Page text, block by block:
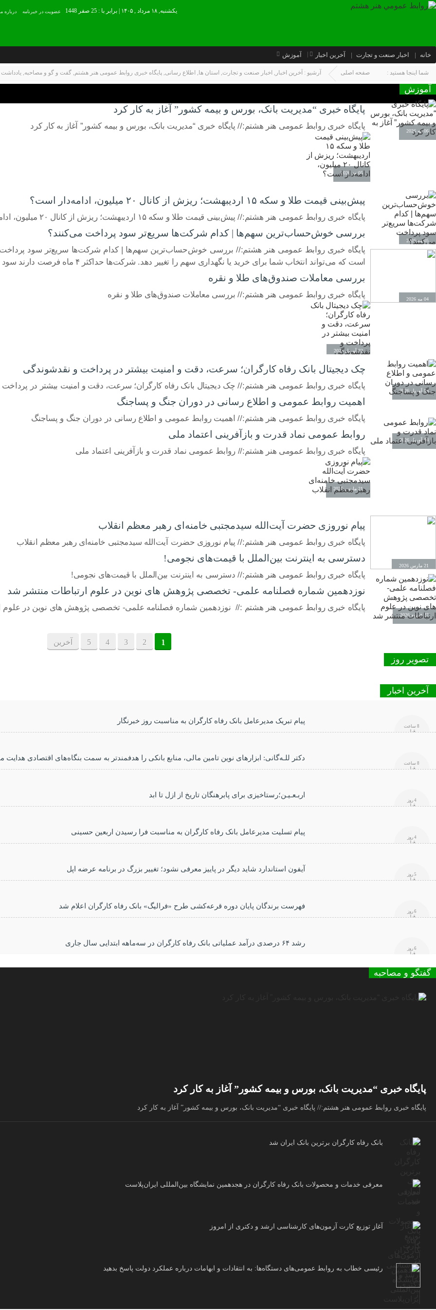
درباره عضويت در خبرنامه یکشنبه, ۱۸ مرداد , ۱۴۰۵ | برابر با : 25 صفر 1448
خانه اخبار صنعت و تجارت آخرین اخبار آموزش
شما اینجا هستید : صفحه اصلی آرشیو : آخرین اخبار , اخبار صنعت و تجارت, استان ها, اطلاع رسانی, پایگاه خبری روابط عمومی هنر هشتم, گفت و گو و مصاحبه, یادداشت
آموزش
06 مه 2026
پایگاه خبری “مدیریت بانک، بورس و بیمه کشور” آغاز به کار کرد
پایگاه خبری روابط عمومی هنر هشتم:// پایگاه خبری “مدیریت بانک، بورس و بیمه کشور” آغاز به کار کرد
05 مه 2026
پیش‌بینی قیمت طلا و سکه ۱۵ اردیبهشت؛ ریزش از کانال ۲۰ میلیون، ادامه‌دار است؟
پایگاه خبری روابط عمومی هنر هشتم:// پیش‌بینی قیمت طلا و سکه ۱۵ اردیبهشت؛ ریزش از کانال ۲۰ میلیون، ادامه‌دار است؟
05 مه 2026
بررسی خوش‌حساب‌ترین سهم‌ها | کدام شرکت‌ها سریع‌تر سود پرداخت می‌کنند؟
پایگاه خبری روابط عمومی هنر هشتم:// بررسی خوش‌حساب‌ترین سهم‌ها | کدام شرکت‌ها سریع‌تر سود
است که می‌تواند انتخاب شما برای خرید یا نگهداری سهم را تغییر دهد. شرکت‌ها حداکثر ۴ ماه فرصت دارند سود نقدی را به سهامداران پرداخت کنند، اما برخی نماد‌ها سریع‌تر […]
04 مه 2026
بررسی معاملات صندوق‌های طلا و نقره
پایگاه خبری روابط عمومی هنر هشتم:// بررسی معاملات صندوق‌های طلا و نقره
22 آوریل 2026
چک دیجیتال بانک رفاه کارگران؛ سرعت، دقت و امنیت بیشتر در پرداخت و نقدشوندگی
پایگاه خبری روابط عمومی هنر هشتم:// چک دیجیتال بانک رفاه کارگران؛ سرعت، دقت و امنیت بیشتر در
16 آوریل 2026
اهمیت روابط عمومی و اطلاع رسانی در دوران جنگ و پساجنگ
پایگاه خبری روابط عمومی هنر هشتم:// اهمیت روابط عمومی و اطلاع رسانی در دوران جنگ و پساجنگ
04 آوریل 2026
روابط عمومی نماد قدرت و بازآفرینی اعتماد ملی
پایگاه خبری روابط عمومی هنر هشتم:// روابط عمومی نماد قدرت و بازآفرینی اعتماد ملی
21 مارس 2026
پیام نوروزی حضرت آیت‌الله سیدمجتبی خامنه‌ای رهبر معظم انقلاب
پایگاه خبری روابط عمومی هنر هشتم:// پیام نوروزی حضرت آیت‌الله سیدمجتبی خامنه‌ای رهبر معظم انقلاب
21 مارس 2026
دسترسی به اینترنت بین‌الملل با قیمت‌های نجومی!
پایگاه خبری روابط عمومی هنر هشتم:// دسترسی به اینترنت بین‌الملل با قیمت‌های نجومی!
22 فوریه 2026
نوزدهمین شماره فصلنامه علمی- تخصصی پژوهش های نوین در علوم ارتباطات منتشر شد
پایگاه خبری روابط عمومی هنر هشتم :// نوزدهمین شماره فصلنامه علمی- تخصصی پژوهش های نوین در علوم
1
2
3
4
5 آخرین
تصویر روز
آخرین اخبار
پیام تبریک مدیرعامل بانک رفاه کارگران به مناسبت روز خبرنگار
8 ساعت
قبل
دکتر للـه‌گانی: ابزارهای نوین تامین مالی، منابع بانکی را هدفمندتر به سمت بنگاه‌های اقتصادی هدایت
8 ساعت
قبل
اربـعـیـن؛رستاخیزی برای پابرهنگان تاریخ از ازل تا ابد
4 روز
قبل
پیام تسلیت مدیرعامل بانک رفاه کارگران به مناسبت فرا رسیدن اربعین حسینی
4 روز
قبل
آیفون استاندارد شاید دیگر در پاییز معرفی نشود؛ تغییر بزرگ در برنامه عرضه اپل
5 روز
قبل
فهرست برندگان پایان دوره قرعه‌کشی طرح «فرالیگ» بانک رفاه کارگران اعلام شد
6 روز
قبل
رشد ۶۴ درصدی درآمد عملیاتی بانک رفاه کارگران در سه‌ماهه ابتدایی سال جاری
6 روز
قبل
گفتگو و مصاحبه
پایگاه خبری “مدیریت بانک، بورس و بیمه کشور” آغاز به کار کرد
پایگاه خبری روابط عمومی هنر هشتم:// پایگاه خبری “مدیریت بانک، بورس و بیمه کشور” آغاز به کار کرد
بانک رفاه کارگران برترین بانک ایران شد
معرفی خدمات و محصولات بانک رفاه کارگران در هجدهمین نمایشگاه بین‌المللی ایران‌پلاست
آغاز توزیع کارت آزمون‌های کارشناسی ارشد و دکتری از امروز
رئیسی خطاب به روابط عمومی‌های دستگاه‌ها: به انتقادات و ابهامات درباره عملکرد دولت پاسخ بدهید